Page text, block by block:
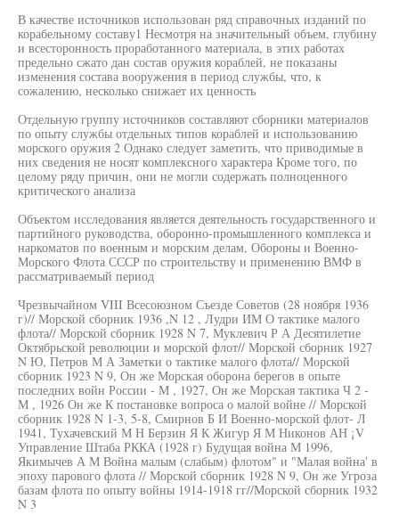
В качестве источников использован ряд справочных изданий по
корабельному составу1 Несмотря на значительный объем, глубину
и всесторонность проработанного материала, в этих работах
предельно сжато дан состав оружия кораблей, не показаны
изменения состава вооружения в период службы, что, к
сожалению, несколько снижает их ценность
Отдельную группу источников составляют сборники материалов
по опыту службы отдельных типов кораблей и использованию
морского оружия 2 Однако следует заметить, что приводимые в
них сведения не носят комплексного характера Кроме того, по
целому ряду причин, они не могли содержать полноценного
критического анализа
Объектом исследования является деятельность государственного и
партийного руководства, оборонно-промышленного комплекса и
наркоматов по военным и морским делам, Обороны и Военно-
Морского Флота СССР по строительству и применению ВМФ в
рассматриваемый период
Чрезвычайном VIII Всесоюзном Съезде Советов (28 ноября 1936
г)// Морской сборник 1936 ,N 12 , Лудри ИМ О тактике малого
флота// Морской сборник 1928 N 7, Муклевич Р А Десятилетие
Октябрьской революции и морской флот// Морской сборник 1927
N Ю, Петров М А Заметки о тактике малого флота// Морской
сборник 1923 N 9, Он же Морская оборона берегов в опыте
последних войн России - М , 1927, Он же Морская тактика Ч 2 -
М , 1926 Он же К постановке вопроса о малой войне // Морской
сборник 1928 N 1-3, 5-8, Смирнов Б И Военно-морской флот- Л
1941, Тухачевский М Н Берзин Я К Жигур Я М Никонов АН ¡V
Управление Штаба РККА (1928 г) Будущая война М 1996,
Якимычев А М Война малым (слабым) флотом" и "Малая война' в
эпоху парового флота // Морской сборник 1928 N 9, Он же Угроза
базам флота по опыту войны 1914-1918 гг//Морской сборник 1932
N 3